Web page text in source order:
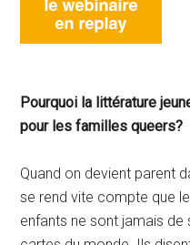
Pourquoi la littérature
pour les familles queers?
Quand on devient parent
se rend vite compte que
enfants ne sont jamais de